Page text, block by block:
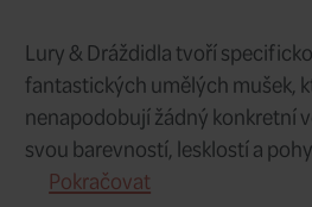
Lury a
Lury & Dráždidla